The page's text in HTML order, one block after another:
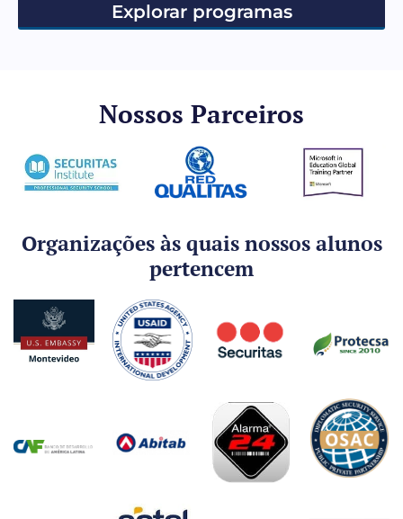
Explorar programas
Nossos Parceiros
Organizações às quais nossos alunos
pertencem